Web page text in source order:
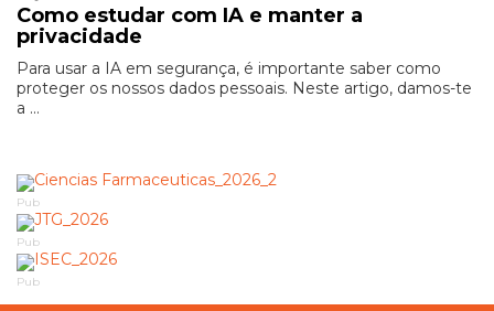
Como estudar com IA e manter a
privacidade
Para usar a IA em segurança, é importante saber como
proteger os nossos dados pessoais. Neste artigo, damos-te
a ...
Pub
Pub
Pub